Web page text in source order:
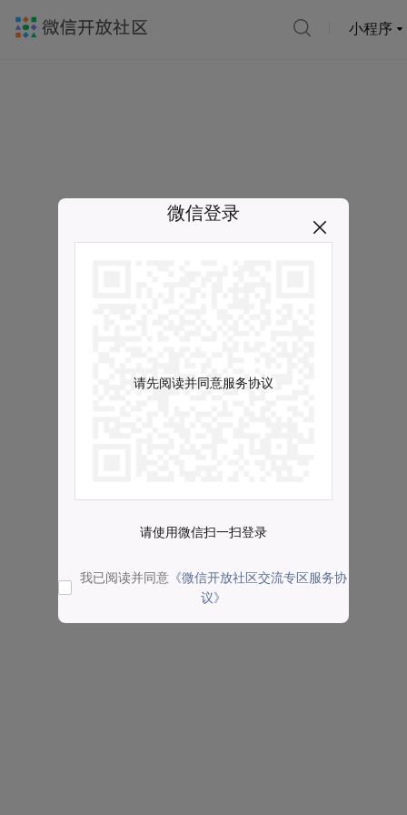
小程序
微信登录
请先阅读并同意服务协议
请使用微信扫一扫登录
我已阅读并同意 《微信开放社区交流专区服务协
议》